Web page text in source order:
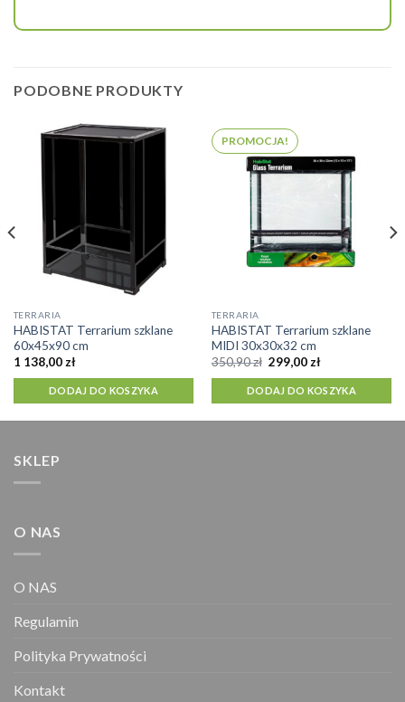
PODOBNE PRODUKTY
TERRARIA
HABISTAT Terrarium szklane
60x45x90 cm
1 138,00 zł
DODAJ DO KOSZYKA
PROMOCJA!
TERRARIA
HABISTAT Terrarium szklane
MIDI 30x30x32 cm
350,90zł Pierwotna
cena
wynosiła:
350,90 zł.
299,00 złAktualna
wynosi:
299,00 zł.
DODAJ DO KOSZYKA
SKLEP
O NAS
O NAS
Regulamin
Polityka Prywatności
Kontakt